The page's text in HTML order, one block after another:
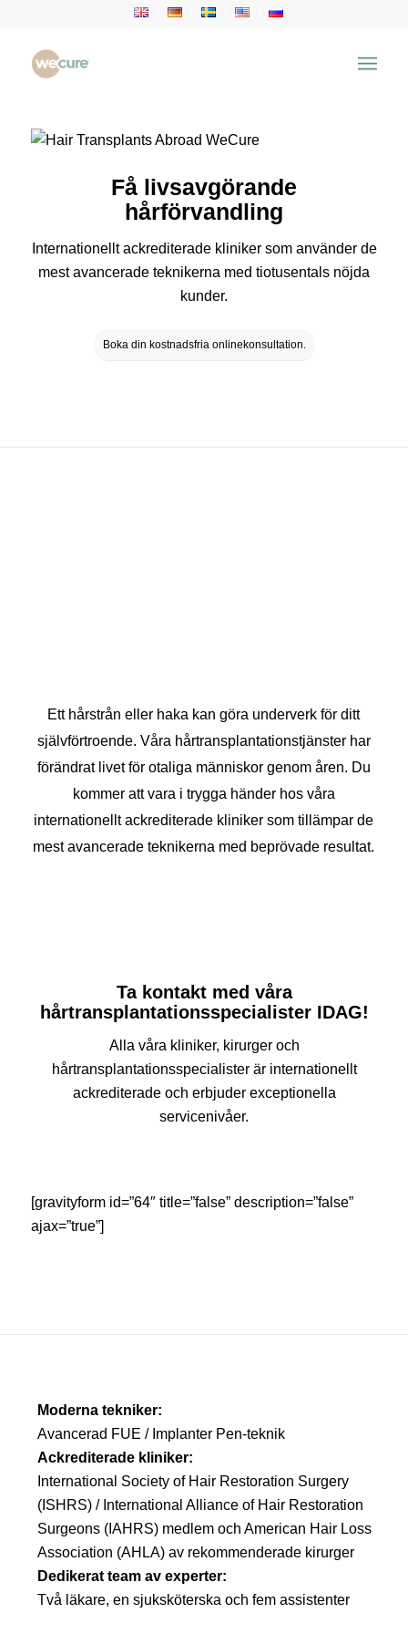
Få livsavgörande
hårförvandling
Internationellt ackrediterade kliniker som använder de
mest avancerade teknikerna med tiotusentals nöjda
kunder.
Boka din kostnadsfria onlinekonsultation.
Ett hårstrån eller haka kan göra underverk för ditt
självförtroende. Våra hårtransplantationstjänster har
förändrat livet för otaliga människor genom åren. Du
kommer att vara i trygga händer hos våra
internationellt ackrediterade kliniker som tillämpar de
mest avancerade teknikerna med beprövade resultat.
Ta kontakt med våra
hårtransplantationsspecialister IDAG!
Alla våra kliniker, kirurger och
hårtransplantationsspecialister är internationellt
ackrediterade och erbjuder exceptionella
servicenivåer.
[gravityform id=”64″ title=”false” description=”false”
ajax=”true”]
Moderna tekniker:
Avancerad FUE / Implanter Pen-teknik
Ackrediterade kliniker:
International Society of Hair Restoration Surgery
(ISHRS) / International Alliance of Hair Restoration
Surgeons (IAHRS) medlem och American Hair Loss
Association (AHLA) av rekommenderade kirurger
Dedikerat team av experter:
Två läkare, en sjuksköterska och fem assistenter